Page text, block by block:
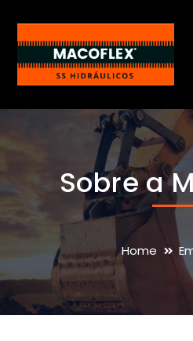
Sobre a
Home